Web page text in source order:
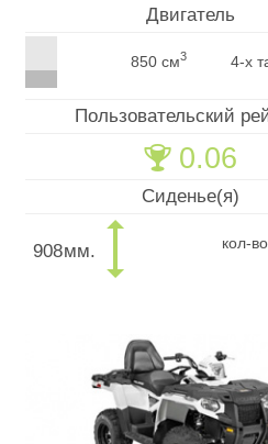
Двигатель
850 см3 4-х
Пользовательский
🏆 0.06
Сиденье(я)
908мм. кол-